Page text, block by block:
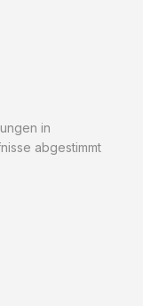
in
abgestimmt